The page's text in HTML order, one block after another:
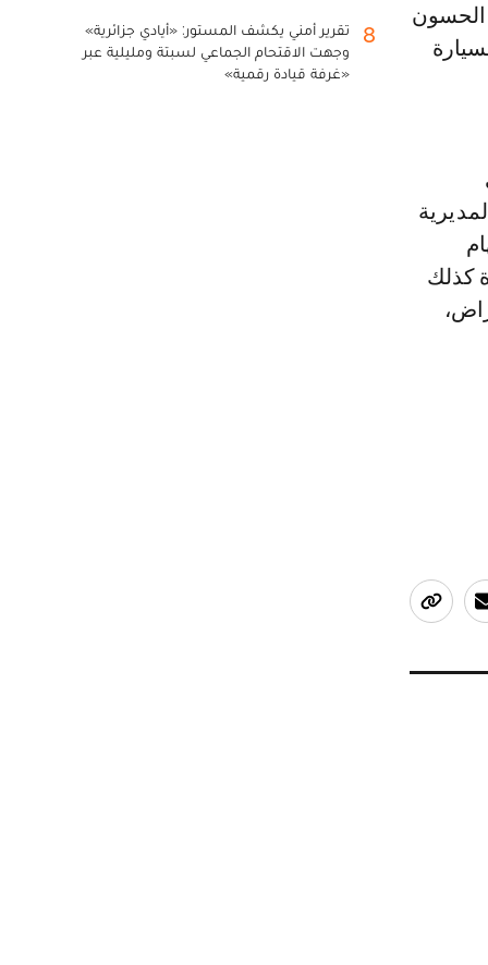
طائرا من "طيور الحسون
السيارة
كذلك
8
تقرير أمني يكشف المستور: «أيادي جزائرية»
وجهت الاقتحام الجماعي لسبتة ومليلية عبر
«غرفة قيادة رقمية»